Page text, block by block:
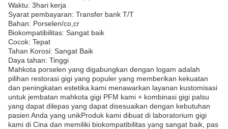
Waktu: 3hari kerja
Syarat pembayaran: Transfer bank T/T
Bahan: Porselen/co,cr
Biokompatibilitas: Sangat baik
Cocok: Tepat
Tahan Korosi: Sangat Baik
Daya tahan: Tinggi
Mahkota porselen yang digabungkan dengan logam adalah
pilihan restorasi gigi yang populer yang memberikan kekuatan
dan peningkatan estetika.kami menawarkan layanan kustomisasi
untuk jembatan mahkota gigi PFM kami + kombinasi gigi palsu
yang dapat dilepas yang dapat disesuaikan dengan kebutuhan
pasien Anda yang unikProduk kami dibuat di laboratorium gigi
kami di Cina dan memiliki biokompatibilitas yang sangat baik, pas